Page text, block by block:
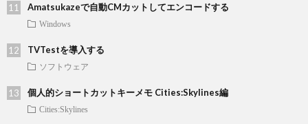
Amatsukazeで自動CMカットしてエンコードする
Windows
TVTestを導入する
ソフトウェア
個人的ショートカットキーメモ Cities:Skylines編
Cities:Skylines